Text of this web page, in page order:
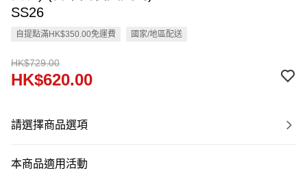
SS26
自提點滿HK$350.00免運費 國家/地區配送
HK$729.00
HK$620.00
請選擇商品選項
本商品適用活動